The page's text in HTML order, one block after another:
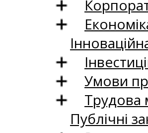
Умови
Трудова
Публічні